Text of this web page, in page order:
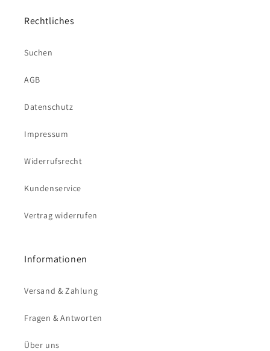
Rechtliches
Suchen
AGB
Datenschutz
Impressum
Widerrufsrecht
Kundenservice
Vertrag widerrufen
Informationen
Versand & Zahlung
Fragen & Antworten
Über uns